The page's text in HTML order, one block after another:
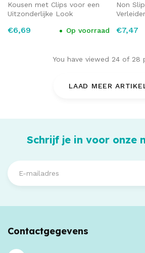
Kousen met Clips voor een
Uitzonderlijke Look
€6,69 Op voorraad
Non
€7,47
You have viewed 24 of 28
LAAD MEER
Schrijf je in voor onze
Contactgegevens